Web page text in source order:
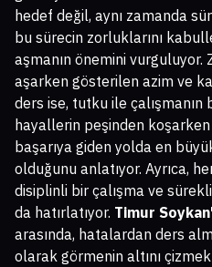
hedef değil, aynı zamanda
bu sürecin zorluklarını
aşmanın önemini vurguluyor.
aşarken gösterilen azim ve
ders ise, tutku ile çalışmanın
hayallerin peşinden
başarıya giden yolda en
olduğunu anlatıyor. Ayrıca,
disiplinli bir çalışma ve
da hatırlatıyor. Timur
arasında, hatalardan ders
olarak görmenin altını çizmek